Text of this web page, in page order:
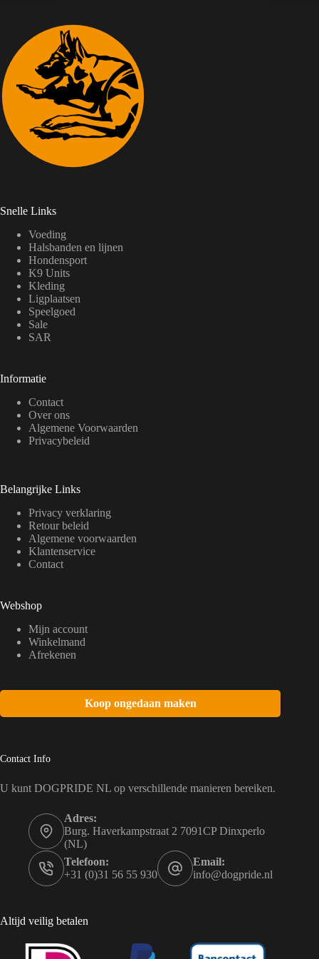
Snelle Links
Voeding
Halsbanden en lijnen
Hondensport
K9 Units
Kleding
Ligplaatsen
Speelgoed
Sale
SAR
Informatie
Contact
Over ons
Algemene Voorwaarden
Privacybeleid
Belangrijke Links
Privacy verklaring
Retour beleid
Algemene voorwaarden
Klantenservice
Contact
Webshop
Mijn account
Winkelmand
Afrekenen
Koop ongedaan maken
Contact Info
U kunt DOGPRIDE NL op verschillende manieren bereiken.
Adres:
Burg. Haverkampstraat 2 7091CP Dinxperlo
(NL)
Telefoon:
+31 (0)31 56 55 930
Email:
info@dogpride.nl
Altijd veilig betalen